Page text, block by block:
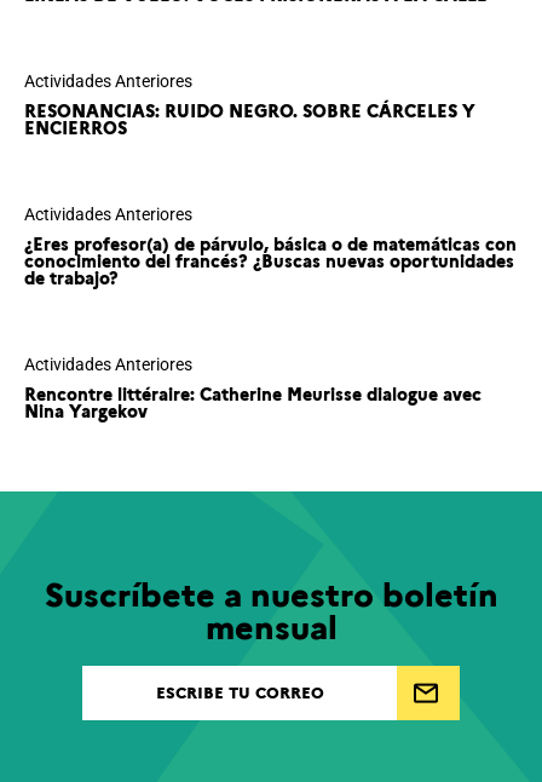
Actividades Anteriores
RESONANCIAS: RUIDO NEGRO. SOBRE CÁRCELES Y
ENCIERROS
Actividades Anteriores
¿Eres profesor(a) de párvulo, básica o de matemáticas con
conocimiento del francés? ¿Buscas nuevas oportunidades
de trabajo?
Actividades Anteriores
Rencontre littéraire: Catherine Meurisse dialogue avec
Nina Yargekov
Suscríbete a nuestro boletín
mensual